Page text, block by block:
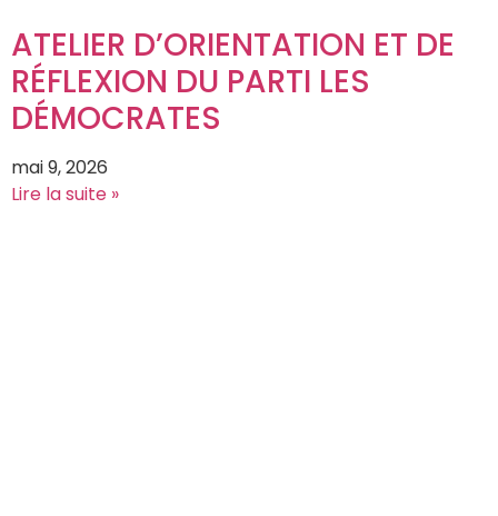
ATELIER D’ORIENTATION ET DE
RÉFLEXION DU PARTI LES
DÉMOCRATES
mai 9, 2026
Lire la suite »